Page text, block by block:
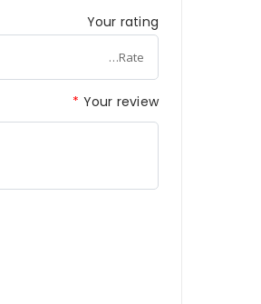
Your rating
Your review
*